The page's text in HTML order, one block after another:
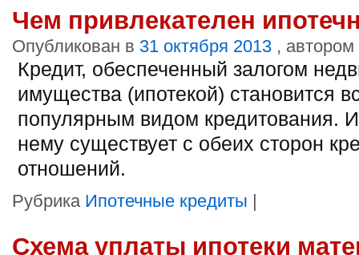
Чем привлекателен
Опубликован в 31 октября 2013 , автором
Кредит, обеспеченный залогом
имущества (ипотекой) становится
популярным видом кредитования.
нему существует с обеих сторон
отношений.
Рубрика Ипотечные кредиты |
Схема уплаты ипотеки